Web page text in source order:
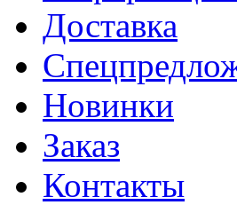
Доставка
Новинки
Заказ
Контакты